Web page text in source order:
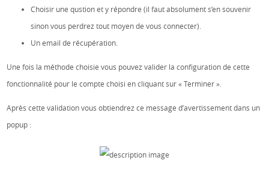
Choisir une qustion et y répondre (il faut absolument s’en souvenir
sinon vous perdrez tout moyen de vous connecter).
Un email de récupération.
Une fois la méthode choisie vous pouvez valider la configuration de cette
fonctionnalité pour le compte choisi en cliquant sur « Terminer ».
Après cette validation vous obtiendrez ce message d’avertissement dans un
popup :